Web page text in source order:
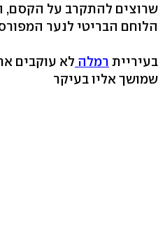
שרוצים להתקרב על הקסם,
הלוחם הבריטי לנער
בעיריית רמלה לא עוקבים
שמושך אליו בעיקר